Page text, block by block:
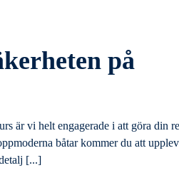
på
är vi helt engagerade i att göra din
båtar kommer du att
[...]